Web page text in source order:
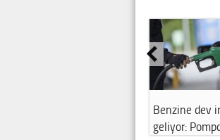
Benzine dev
geliyor: